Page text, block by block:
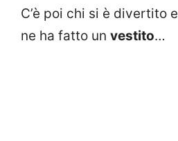
C’è poi chi si è divertito
ne ha fatto un vestito…